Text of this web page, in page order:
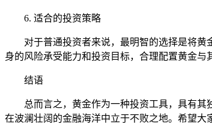
6. 适合的投资策略
对于普通投资者来说，最明智的选择是将
身的风险承受能力和投资目标，合理配置黄金与
结语
总而言之，黄金作为一种投资工具，具有
在波澜壮阔的金融海洋中立于不败之地。希望大